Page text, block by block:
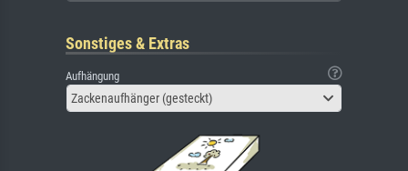
Sonstiges & Extras
Aufhängung
Zackenaufhänger (gesteckt)